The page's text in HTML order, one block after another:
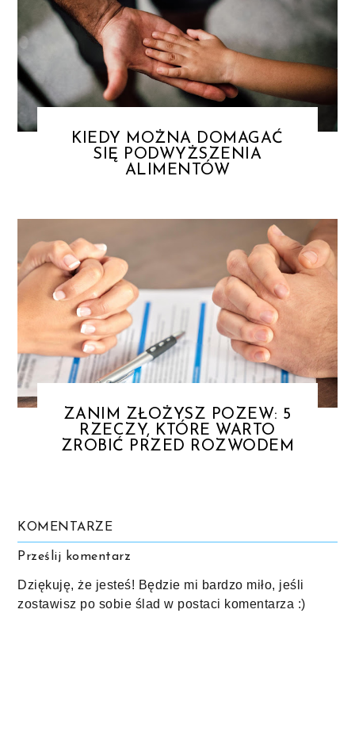
KIEDY MOŻNA DOMAGAĆ
SIĘ PODWYŻSZENIA
ALIMENTÓW
ZANIM ZŁOŻYSZ POZEW: 5
RZECZY, KTÓRE WARTO
ZROBIĆ PRZED ROZWODEM
KOMENTARZE
Prześlij komentarz
Dziękuję, że jesteś! Będzie mi bardzo miło, jeśli
zostawisz po sobie ślad w postaci komentarza :)